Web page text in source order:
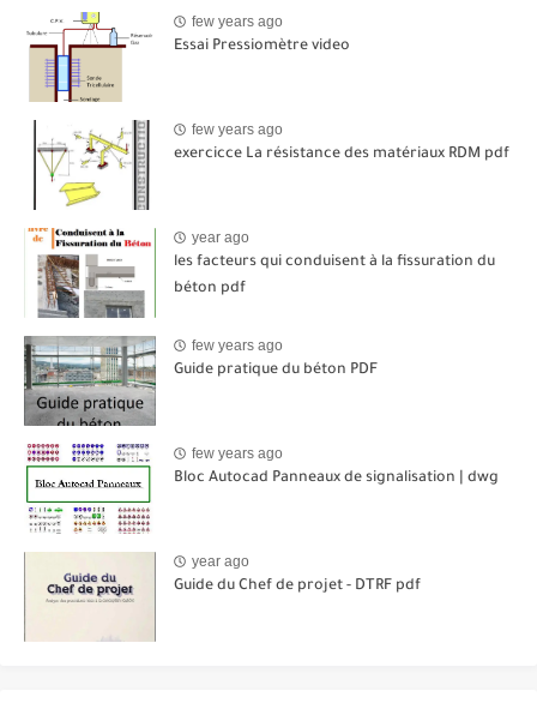
few years ago
Essai Pressiomètre video
few years ago
exercicce La résistance des matériaux RDM pdf
year ago
les facteurs qui conduisent à la fissuration du
béton pdf
few years ago
Guide pratique du béton PDF
few years ago
Bloc Autocad Panneaux de signalisation | dwg
year ago
Guide du Chef de projet - DTRF pdf